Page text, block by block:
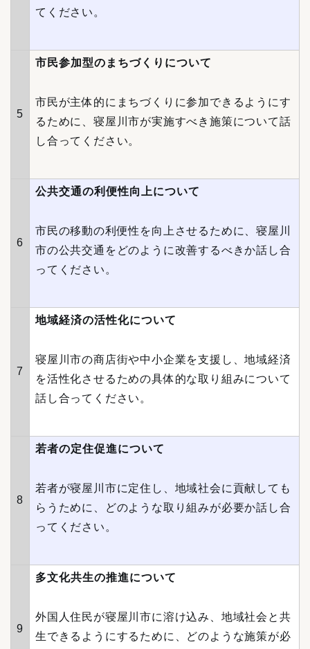
てください。
5
市民参加型のまちづくりについて
市民が主体的にまちづくりに参加できるようにす
るために、寝屋川市が実施すべき施策について話
し合ってください。
6
公共交通の利便性向上について
市民の移動の利便性を向上させるために、寝屋川
市の公共交通をどのように改善するべきか話し合
ってください。
7
地域経済の活性化について
寝屋川市の商店街や中小企業を支援し、地域経済
を活性化させるための具体的な取り組みについて
話し合ってください。
8
若者の定住促進について
若者が寝屋川市に定住し、地域社会に貢献しても
らうために、どのような取り組みが必要か話し合
ってください。
9
多文化共生の推進について
外国人住民が寝屋川市に溶け込み、地域社会と共
生できるようにするために、どのような施策が必